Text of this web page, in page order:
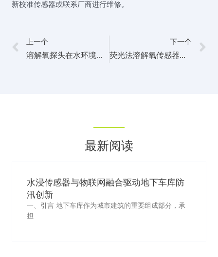
新校准传感器或联系厂商进行维修。
上一个
溶解氧探头在水环境监测与生物过程控制中的关键作用
下一个
荧光法溶解氧传感器怎么维护?
最新阅读
水浸传感器与物联网融合驱动地下车库防
汛创新
一、引言 地下车库作为城市建筑的重要组成部分，承
担